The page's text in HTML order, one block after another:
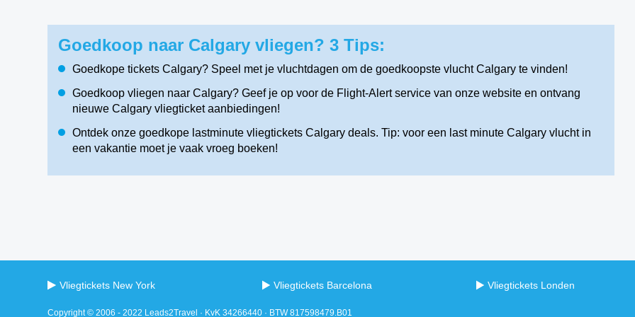
Goedkoop naar Calgary vliegen? 3 Tips:
Goedkope tickets Calgary? Speel met je vluchtdagen om de goedkoopste vlucht Calgary te vinden!
Goedkoop vliegen naar Calgary? Geef je op voor de Flight-Alert service van onze website en ontvang
nieuwe Calgary vliegticket aanbiedingen!
Ontdek onze goedkope lastminute vliegtickets Calgary deals. Tip: voor een last minute Calgary vlucht in
een vakantie moet je vaak vroeg boeken!
Vliegtickets New York Vliegtickets Barcelona Vliegtickets Londen
Copyright © 2006 - 2022 Leads2Travel · KvK 34266440 · BTW 817598479.B01